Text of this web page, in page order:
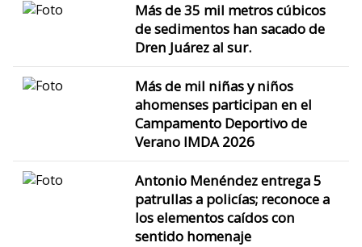
Más de 35 mil metros cúbicos
de sedimentos han sacado de
Dren Juárez al sur.
Más de mil niñas y niños
ahomenses participan en el
Campamento Deportivo de
Verano IMDA 2026
Antonio Menéndez entrega 5
patrullas a policías; reconoce a
los elementos caídos con
sentido homenaje